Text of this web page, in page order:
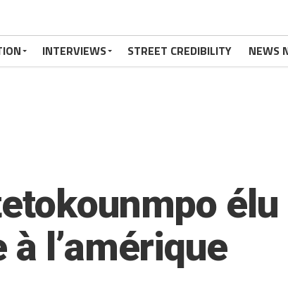
INTERVIEWS STREET CREDIBILITY NEWS
élu
à l’amérique